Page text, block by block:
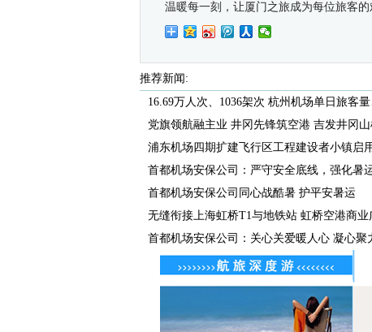
温暖每一刻，让厦门 之旅成为每位旅客的
推荐新闻:
16.69万人次、1036架次 杭州机场单日旅客
党旗领航融主业 井冈先锋筑空港 吉发井冈
浦东机场四期扩建飞行区工程建设者小镇启
首都机场安保公司：严守安全底线，强化暑
首都机场安保公司同心战酷暑 护平安暑运
无缝衔接上海虹桥T1与地铁站 虹桥空港商业
首都机场安保公司：关心关爱暖人心 凝心聚